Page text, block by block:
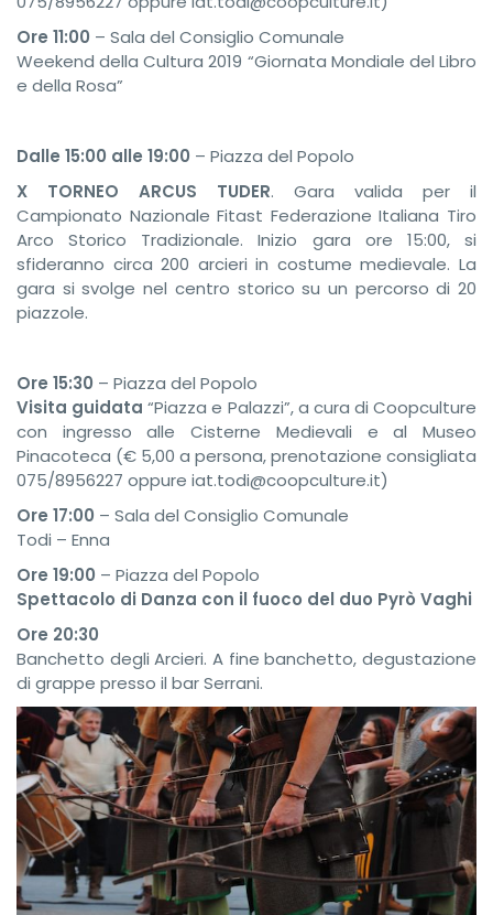
Ore 11:00 – Sala del Consiglio Comunale
Weekend della Cultura 2019 “Giornata Mondiale del Libro
e della Rosa”
Dalle 15:00 alle 19:00 – Piazza del Popolo
X TORNEO ARCUS TUDER. Gara valida per il
Campionato Nazionale Fitast Federazione Italiana Tiro
Arco Storico Tradizionale. Inizio gara ore 15:00, si
sfideranno circa 200 arcieri in costume medievale. La
gara si svolge nel centro storico su un percorso di 20
piazzole.
Ore 15:30 – Piazza del Popolo
Visita guidata“Piazza e Palazzi”, a cura di Coopculture
con ingresso alle Cisterne Medievali e al Museo
Pinacoteca (€ 5,00 a persona, prenotazione consigliata
075/8956227 oppure iat.todi@coopculture.it)
Ore 17:00 – Sala del Consiglio Comunale
Todi – Enna
Ore 19:00 – Piazza del Popolo
Spettacolo di Danza con il fuoco del duo Pyrò Vaghi
Ore 20:30
Banchetto degli Arcieri. A fine banchetto, degustazione
di grappe presso il bar Serrani.